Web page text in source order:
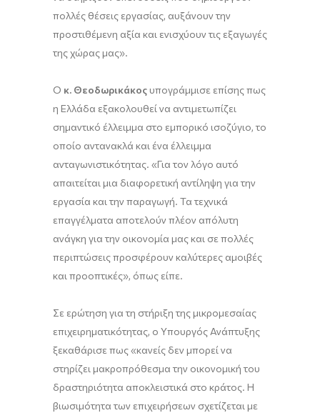
πολλές θέσεις εργασίας, αυξάνουν την
προστιθέμενη αξία και ενισχύουν τις εξαγωγές
της χώρας μας».
Ο κ. Θεοδωρικάκοςυπογράμμισε επίσης πως
η Ελλάδα εξακολουθεί να αντιμετωπίζει
σημαντικό έλλειμμα στο εμπορικό ισοζύγιο, το
οποίο αντανακλά και ένα έλλειμμα
ανταγωνιστικότητας. «Για τον λόγο αυτό
απαιτείται μια διαφορετική αντίληψη για την
εργασία και την παραγωγή. Τα τεχνικά
επαγγέλματα αποτελούν πλέον απόλυτη
ανάγκη για την οικονομία μας και σε πολλές
περιπτώσεις προσφέρουν καλύτερες αμοιβές
και προοπτικές», όπως είπε.
Σε ερώτηση για τη στήριξη της μικρομεσαίας
επιχειρηματικότητας, ο Υπουργός Ανάπτυξης
ξεκαθάρισε πως «κανείς δεν μπορεί να
στηρίζει μακροπρόθεσμα την οικονομική του
δραστηριότητα αποκλειστικά στο κράτος. Η
βιωσιμότητα των επιχειρήσεων σχετίζεται με